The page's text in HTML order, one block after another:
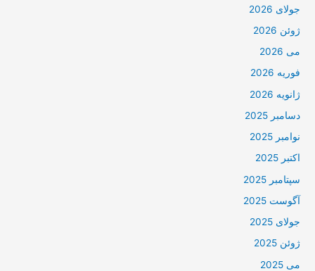
جولای 2026
ژوئن 2026
می 2026
فوریه 2026
ژانویه 2026
دسامبر 2025
نوامبر 2025
اکتبر 2025
سپتامبر 2025
آگوست 2025
جولای 2025
ژوئن 2025
می 2025